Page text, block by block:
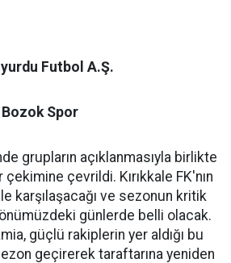
Futbol A.Ş.
Spor
grupların açıklanmasıyla birlikte
çevrildi. Kırıkkale FK'nın
karşılaşacağı ve sezonun kritik
önümüzdeki günlerde belli olacak.
güçlü rakiplerin yer aldığı bu
geçirerek taraftarına yeniden